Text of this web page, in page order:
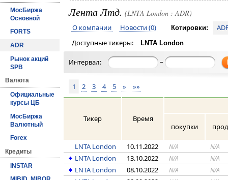
МосБиржа
Основной
FORTS
ADR
Рынок акций
SPB
Валюта
Официальные
курсы ЦБ
МосБиржа
Валютный
Forex
Кредиты
INSTAR
Лента Лтд. (LNTA London : ADR)
О компании Новости (0) Котировки:
Доступные тикеры:
LNTA London
Интервал: –
1 2 3 4 5 » »»
Тикер
Время
покупки
LNTA London 10.11.2022 N/A N/A
LNTA London 13.10.2022 N/A N/A
LNTA London 08.10.2022 N/A N/A